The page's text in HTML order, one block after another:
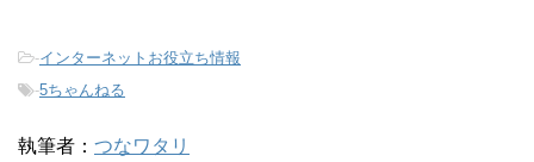
-インターネットお役立ち情報
-5ちゃんねる
執筆者： つなワタリ